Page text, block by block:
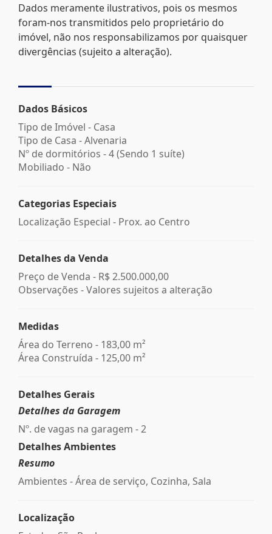
Dados meramente ilustrativos, pois os mesmos
foram-nos transmitidos pelo proprietário do
imóvel, não nos responsabilizamos por quaisquer
divergências (sujeito a alteração).
Dados Básicos
Tipo de Imóvel - Casa
Tipo de Casa - Alvenaria
Nº de dormitórios - 4 (Sendo 1 suíte)
Mobiliado - Não
Categorias Especiais
Localização Especial - Prox. ao Centro
Detalhes da Venda
Preço de Venda - R$ 2.500.000,00
Observações - Valores sujeitos a alteração
Medidas
Área do Terreno - 183,00 m²
Área Construída - 125,00 m²
Detalhes Gerais
Detalhes da Garagem
Nº. de vagas na garagem - 2
Detalhes Ambientes
Resumo
Ambientes - Área de serviço, Cozinha, Sala
Localização